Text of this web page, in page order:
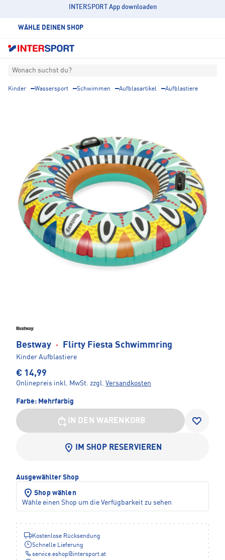
INTERSPORT App downloaden
WÄHLE DEINEN SHOP
Wonach suchst du?
Kinder Wassersport Schwimmen Aufblasartikel Aufblastiere
Bestway · Flirty Fiesta Schwimmring
Kinder Aufblastiere
€ 14,99
Onlinepreis inkl. MwSt. zzgl. Versandkosten
Farbe: Mehrfarbig
IN DEN WARENKORB
IM SHOP RESERVIEREN
Ausgewählter Shop
Shop wählen
Wähle einen Shop um die Verfügbarkeit zu sehen
Kostenlose Rücksendung
Schnelle Lieferung
service.eshop@ intersport.at